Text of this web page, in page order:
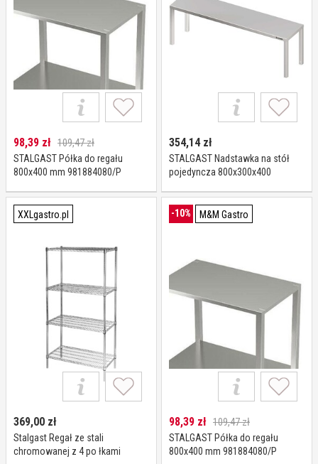
98,39 zł 109,47 zł
STALGAST Półka do regału
800x400 mm 981884080/P
354,14zł
STALGAST Nadstawka na stół
pojedyncza 800x300x400
XXLgastro.pl
369,00 zł
Stalgast Regał ze stali
chromowanej z 4 po łkami
-10% M&M Gastro
98,39 zł 109,47 zł
STALGAST Półka do regału
800x400 mm 981884080/P